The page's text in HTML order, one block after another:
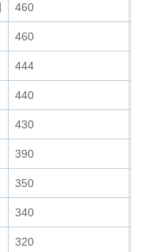
460
460
444
440
430
390
350
340
320